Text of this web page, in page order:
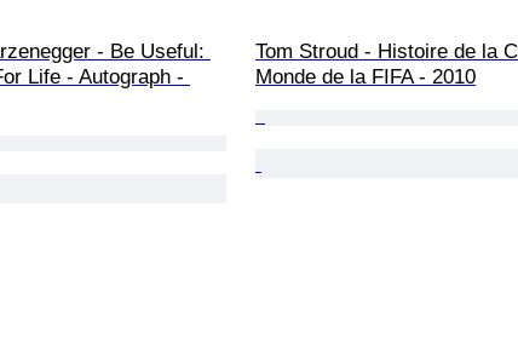
- Be Useful:
Life - Autograph -
Tom Stroud - Histoire de la
Monde de la FIFA - 2010